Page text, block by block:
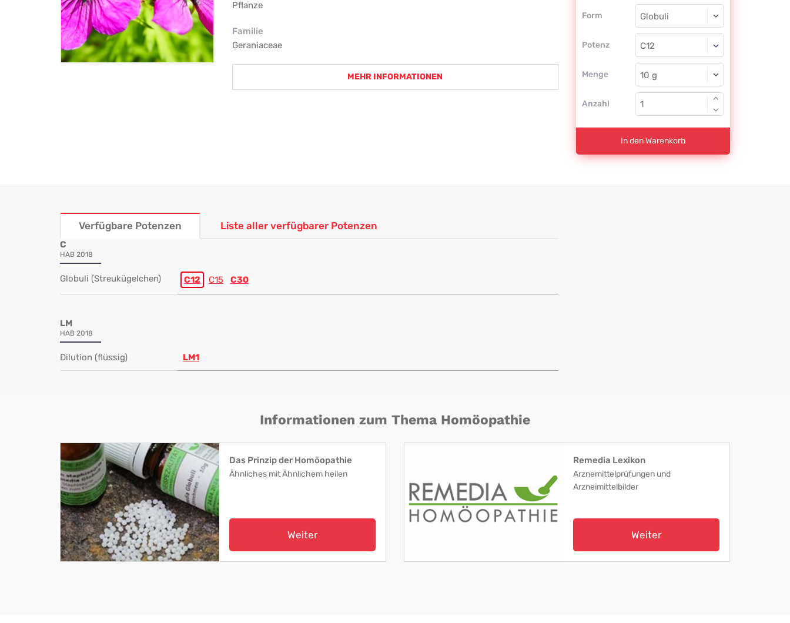
Pflanze
Familie
Geraniaceae
MEHR INFORMATIONEN
Form
Form
Potenz
Globuli
C12
Menge
Globuli
Anzahl
In den Warenkorb
Verfügbare Potenzen Liste aller verfügbarer Potenzen
C
HAB 2018
Globuli (Streukügelchen) C12 C15 C30
LM
HAB 2018
Dilution (flüssig) LM1
Informationen zum Thema Homöopathie
Das Prinzip der Homöopathie
Ähnliches mit Ähnlichem heilen
Weiter
Remedia Lexikon
Arznemittelprüfungen und
Arzneimittelbilder
Weiter